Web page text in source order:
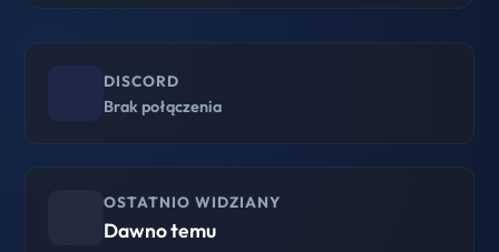
DISCORD
Brak połączenia
OSTATNIO WIDZIANY
Dawno temu